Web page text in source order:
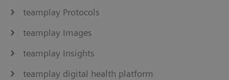
teamplay Protocols
teamplay Images
teamplay Insights
teamplay digital health platform